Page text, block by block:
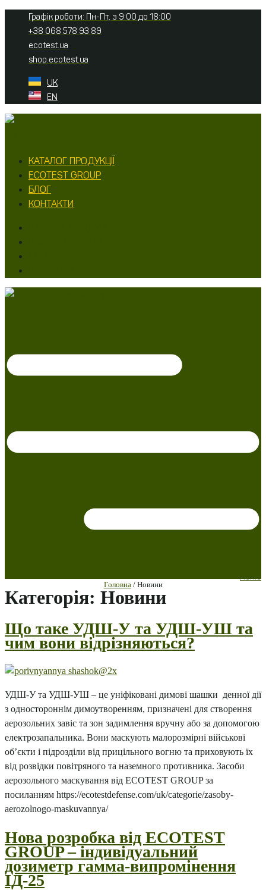
Перейти
вмісту
Графік роботи: Пн-Пт, з 9:00 до 18:00
+38 068 578 93 89
ecotest.ua
shop.ecotest.ua
UK
EN
КАТАЛОГ ПРОДУКЦІЇ
ECOTEST GROUP
БЛОГ
КОНТАКТИ
меню
Головна/ Новини
Категорія: Новини
Що таке УДШ-У та УДШ-УШ та
чим вони відрізняються?
УДШ-У та УДШ-УШ – це уніфіковані димові шашки денної дії
з одностороннім димоутворенням, призначені для створення
аерозольних завіс та зон задимлення вручну або за допомогою
електрозапальника. Вони маскують малорозмірні військові
об’єкти і підрозділи від прицільного вогню та приховують їх
від розвідки повітряного та наземного противника. Засоби
аерозольного маскування від ECOTEST GROUP за
посиланням https://ecotestdefense.com/uk/categorie/zasoby-
aerozolnogo-maskuvannya/
Нова розробка від ECOTEST
GROUP – індивідуальний
дозиметр гамма-випромінення
ІД-25